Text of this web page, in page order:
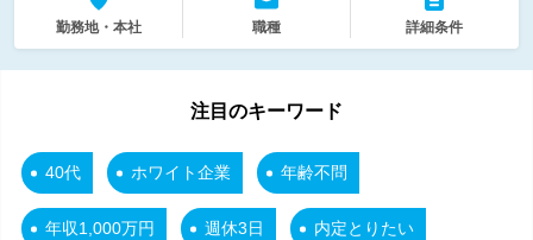
勤務地・本社 職種 詳細条件
注目のキーワード
40代 ホワイト企業 年齢不問
年収1,000万円 週休3日 内定とりたい